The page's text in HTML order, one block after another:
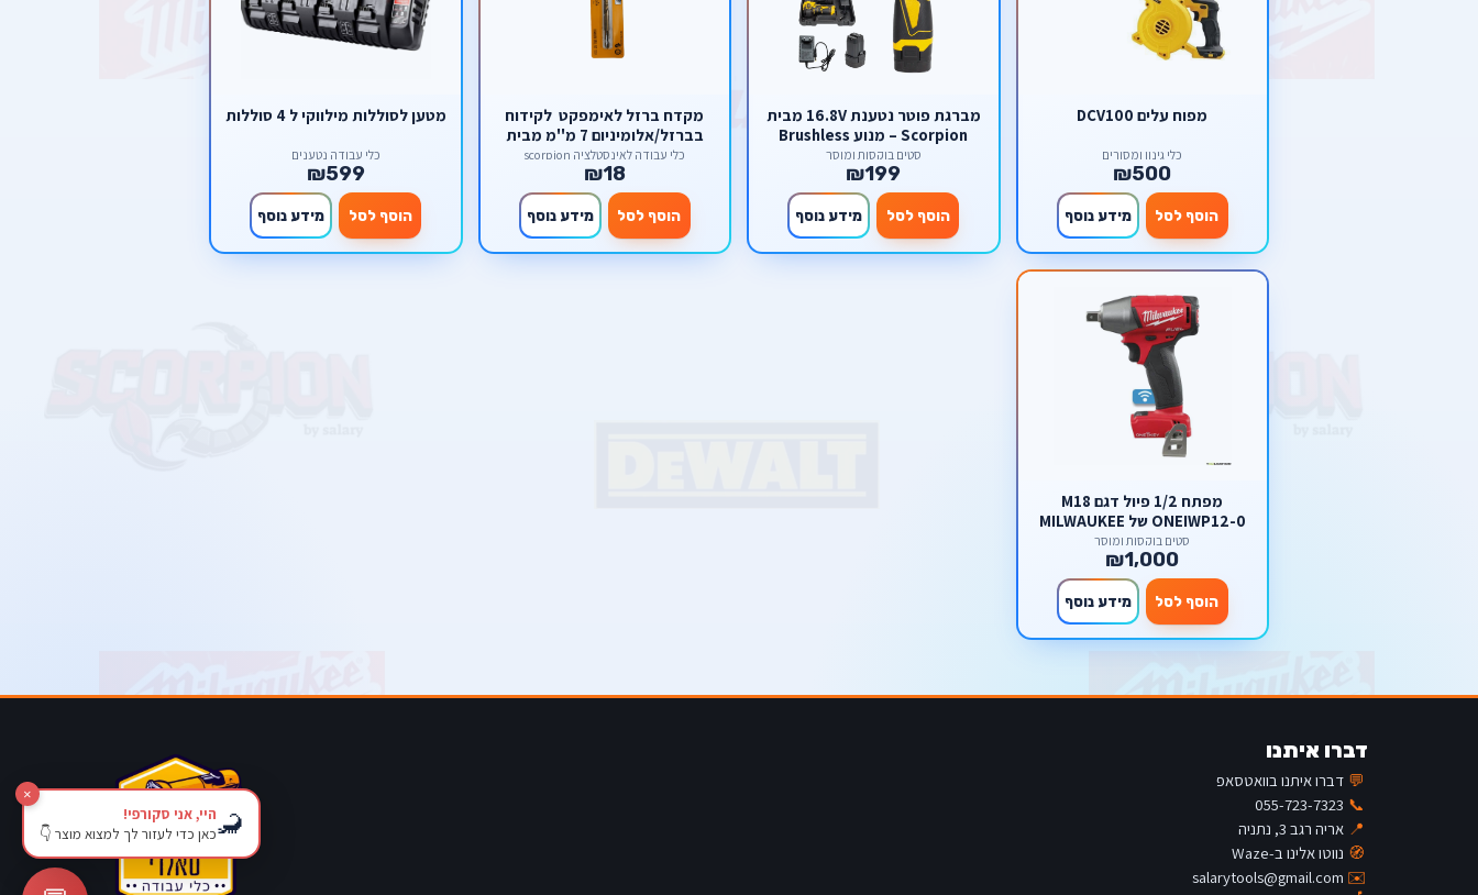
מפוח עלים DCV100
כלי גינון ומסורים
₪500
הוסף לסל מידע נוסף
מברגת פוטר נטענת 16.8V מבית
Scorpion – מנוע Brushless
חזק, ערכת אביזרים קשיחה
ועיצוב קומפקטי
סטים בוקסות ומוסך
₪199
הוסף לסל מידע נוסף
מקדח ברזל לאימפקט לקידוח
בברזל/אלומיניום 7 מ''מ מבית
welloo
כלי עבודה לאינסטלציה scorpion
₪18
הוסף לסל מידע נוסף
מטען לסוללות מילווקי ל 4 סוללות
כלי עבודה נטענים
₪599
הוסף לסל מידע נוסף
מפתח 1/2 פיול דגם M18
ONEIWP12-0 של MILWAUKEE
מילווקי
סטים בוקסות ומוסך
₪1,000
הוסף לסל מידע נוסף
דברו איתנו
💬 דברו איתנו בוואטסאפ
📞
055-723-7323
📍 אריה רגב 3, נתניה
🧭 נווטו אלינו ב-Waze
✉️
salarytools@gmail.com
×
🦂היי, אני סקורפי!
כאן כדי לעזור לך למצוא מוצר 👇